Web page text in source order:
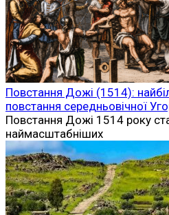
Повстання Дожі (1514):
повстання середньовічної
Повстання Дожі 1514 року
наймасштабніших